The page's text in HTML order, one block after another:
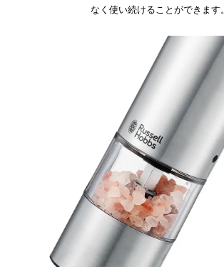
なく使い続けることができます。